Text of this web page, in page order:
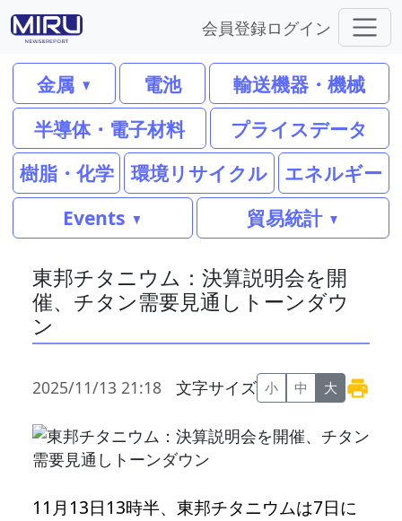
会員登録ログイン
金属 電池
輸送機器・機械
半導体・電子材料
プライスデータ
樹脂・化学
環境リサイクル
エネルギー
Events
貿易統計
東邦チタニウム：決算説明会を開
催、チタン需要見通しトーンダウ
ン
2025/11/13 21:18 文字サイズ 小 中 大
11月13日13時半、東邦チタニウムは7日に